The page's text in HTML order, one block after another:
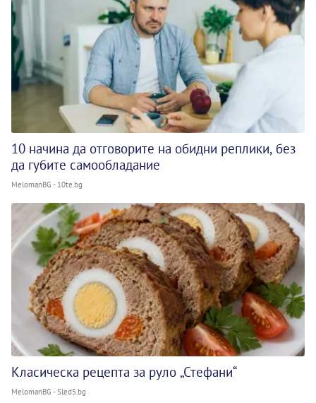
10 начина да отговорите на обидни реплики, без
да губите самообладание
MelomanBG - 10te.bg
Класическа рецепта за руло „Стефани“
MelomanBG - Sled5.bg